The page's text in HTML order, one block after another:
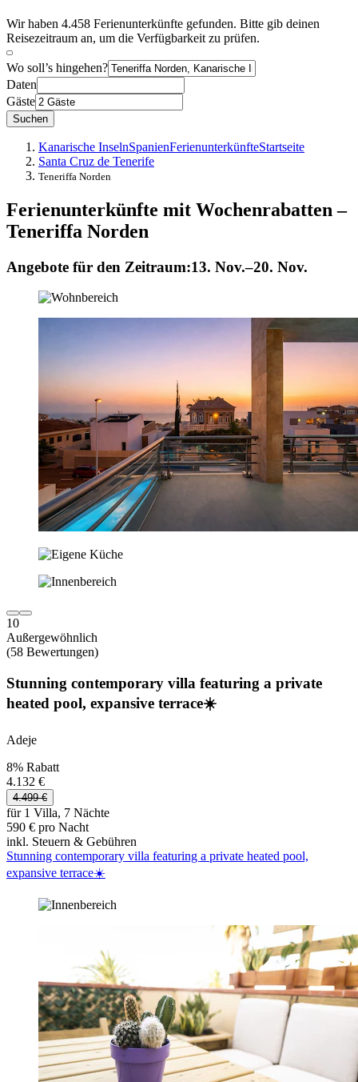
Wir haben 4.458 Ferienunterkünfte gefunden. Bitte gib deinen
Reisezeitraum an, um die Verfügbarkeit zu prüfen.
Wo soll’s hingehen?
Daten
Gäste
Suchen
Kanarische InselnSpanienFerienunterkünfteStartseite
Santa Cruz de Tenerife
Teneriffa Norden
Ferienunterkünfte mit Wochenrabatten –
Teneriffa Norden
Angebote für den Zeitraum:13. Nov.–20. Nov.
10
Außergewöhnlich
(58 Bewertungen)
Stunning contemporary villa featuring a private
heated pool, expansive terrace☀️
Adeje
8% Rabatt
4.132 €
4.499 €
für 1 Villa, 7 Nächte
590 € pro Nacht
inkl. Steuern & Gebühren
Stunning contemporary villa featuring a private heated pool,
expansive terrace☀️